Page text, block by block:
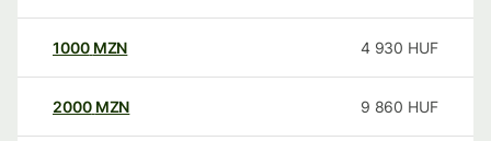
1000 MZN 4 930 HUF
2000 MZN 9 860 HUF